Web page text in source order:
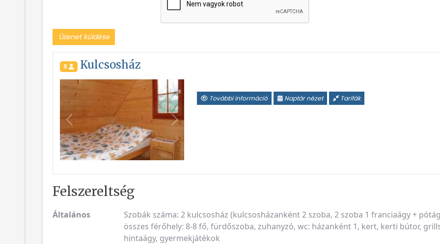
Üzenet küldése
8 Kulcsosház
Vissza Következő
További információ Naptár nézet Tarifák
Felszereltség
Általános
Szobák száma: 2 kulcsosház (kulcsosházanként 2 szoba, 2 szoba 1 franciaágy +
összes férőhely: 8-8 fő, fürdőszoba, zuhanyzó, wc: házanként 1, kert, kerti bútor,
hintaágy, gyermekjátékok